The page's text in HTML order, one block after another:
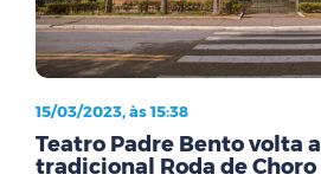
15/03/2023, às 15:38
Teatro Padre Bento volta
tradicional Roda de